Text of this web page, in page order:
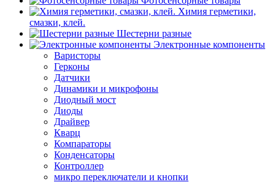
Химия герметики,
смазки, клей.
Шестерни разные
Электронные компоненты
Варисторы
Герконы
Датчики
Динамики и микрофоны
Диодный мост
Диоды
Драйвер
Кварц
Компараторы
Конденсаторы
Контроллер
микро переключатели и кнопки